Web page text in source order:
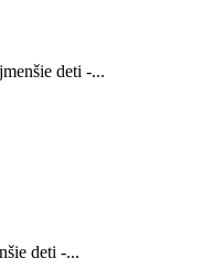
deti -...
deti -...